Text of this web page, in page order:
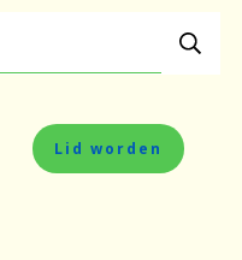
Lid worden